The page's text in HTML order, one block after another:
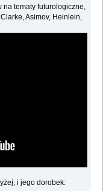
na tematy futurologiczne,
Asimov, Heinlein,
i jego dorobek: